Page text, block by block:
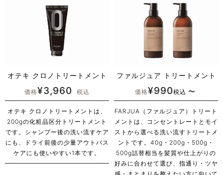
オテキ クロノトリートメント
価格¥3,960 税込
オテキ クロノトリートメントは、
200gの化粧品区分トリートメント
です。シャンプー後の洗い流すケア
にも、ドライ前後の少量アウトバス
ケアにも使いやすい1本です。
ファルジュア トリートメント
価格¥990税込 〜
FARJUA（ファルジュア）トリート
メントは、コンセントレートとモイ
ストから選べる洗い流すトリートメ
ントです。40g・200g・500g・
500g詰替相当を髪質や仕上がりの
好みに合わせて選び、指通り・ツヤ